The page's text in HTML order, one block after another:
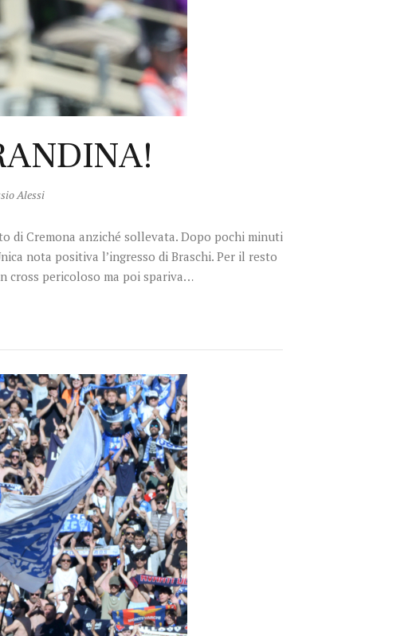
Alessi
di Cremona anziché sollevata. Dopo pochi minuti
nota positiva l’ingresso di Braschi. Per il resto
cross pericoloso ma poi spariva…